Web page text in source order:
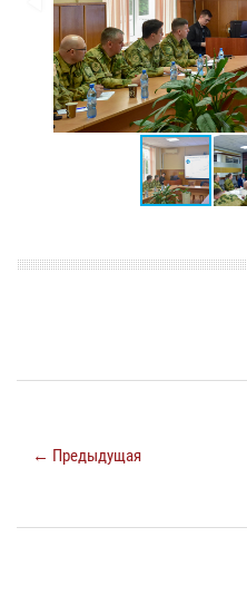
← Предыдущая